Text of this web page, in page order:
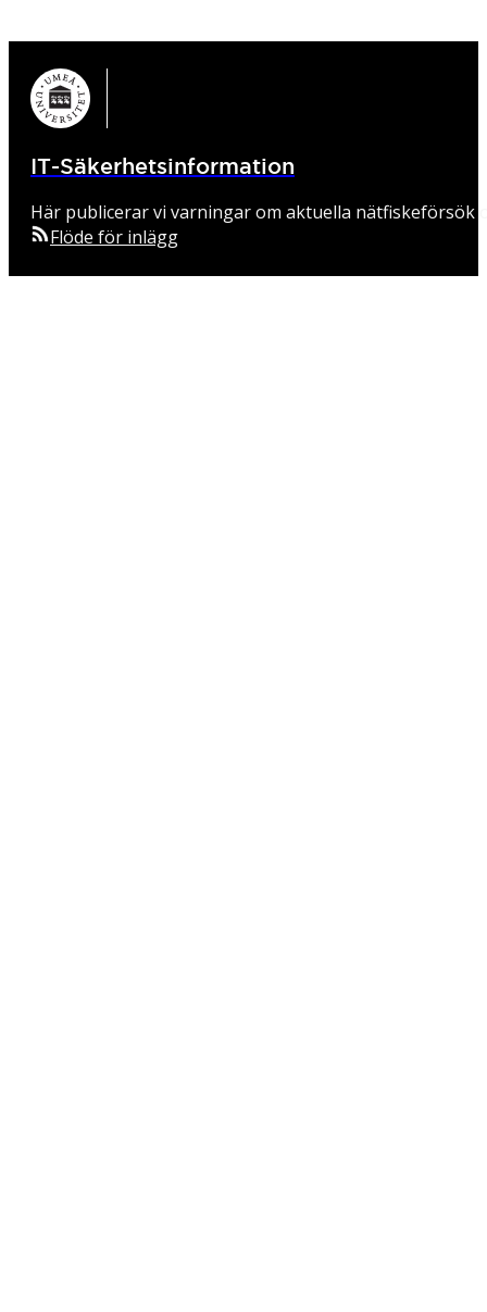
IT-Säkerhetsinformation
Här publicerar vi varningar om aktuella
Flöde för inlägg